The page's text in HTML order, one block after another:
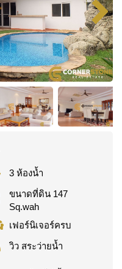
3 ห้องน้ำ
ขนาดที่ดิน 147
Sq.wah
เฟอร์นิเจอร์ครบ
วิว สระว่ายน้ำ